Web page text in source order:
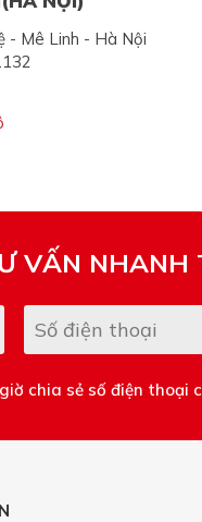
- Mê Linh - Hà Nội
VẤN NHANH
chia sẻ số điện thoại